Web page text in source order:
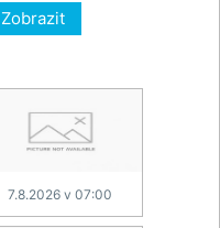
Zobrazit
7.8.2026 v 07:00